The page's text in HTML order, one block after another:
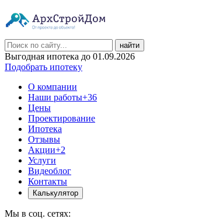
найти
Выгодная ипотека до 01.09.2026
Подобрать ипотеку
О компании
Наши работы+36
Цены
Проектирование
Ипотека
Отзывы
Акции+2
Услуги
Видеоблог
Контакты
Калькулятор
Мы в соц. сетях: